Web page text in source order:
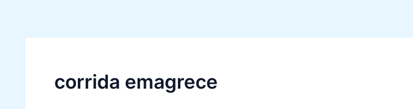
corrida emagrece